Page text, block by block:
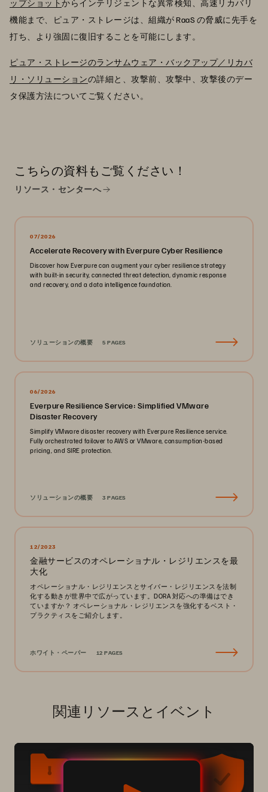
ップショットからインテリジェントな異常検知、高速リカバリ
機能まで、ピュア・ストレージは、組織が RaaS の脅威に先手を
打ち、より強固に復旧することを可能にします。
ピュア・ストレージのランサムウェア・バックアップ／リカバ
リ・ソリューションの詳細と、攻撃前、攻撃中、攻撃後のデー
タ保護方法についてご覧ください。
こちらの資料もご覧ください！
リソース・センターへ
07/2026
Accelerate Recovery with Everpure Cyber Resilience
Discover how Everpure can augment your cyber resilience strategy
with built-in security, connected threat detection, dynamic response
and recovery, and a data intelligence foundation.
ソリューションの概要 5 PAGES
06/2026
Everpure Resilience Service: Simplified VMware
Disaster Recovery
Simplify VMware disaster recovery with Everpure Resilience service.
Fully orchestrated failover to AWS or VMware, consumption-based
pricing, and SIRE protection.
ソリューションの概要 3 PAGES
12/2023
金融サービスのオペレーショナル・レジリエンスを最
大化
オペレーショナル・レジリエンスとサイバー・レジリエンスを法制
化する動きが世界中で広がっています。DORA 対応への準備はでき
ていますか？ オペレーショナル・レジリエンスを強化するベスト・
プラクティスをご紹介します。
ホワイト・ペーパー 12 PAGES
関連リソースとイベント